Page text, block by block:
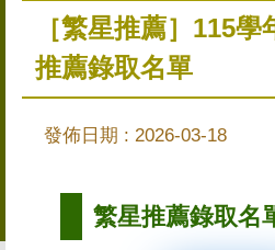
［繁星推薦］115
推薦錄取名單
發佈日期 : 2026-03-18
繁星推薦錄取名